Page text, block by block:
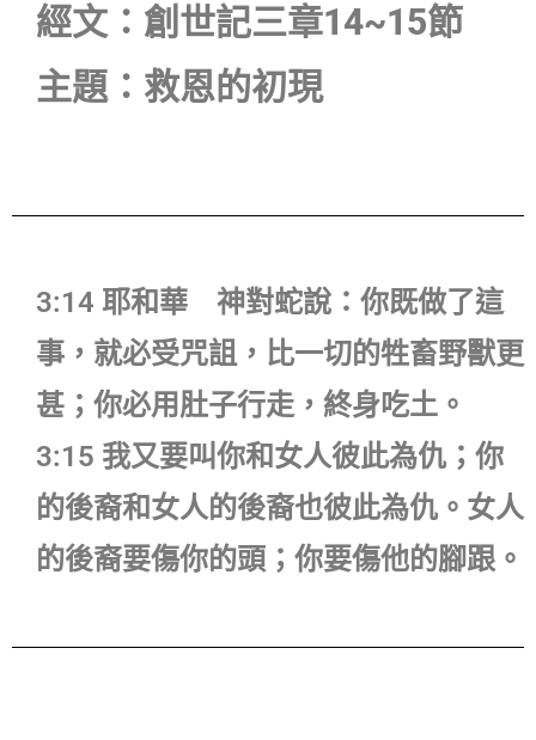
經文：創世記三章14~15節
主題：救恩的初現
3:14 耶和華 神對蛇說：你既做了這
事，就必受咒詛，比一切的牲畜野獸更
甚；你必用肚子行走，終身吃土。
3:15 我又要叫你和女人彼此為仇；你
的後裔和女人的後裔也彼此為仇。女人
的後裔要傷你的頭；你要傷他的腳跟。